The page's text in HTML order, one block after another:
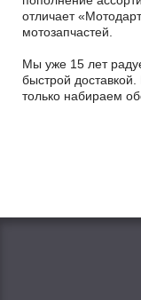
отличает
мотозапчастей.
Мы уже 15 лет
быстрой
только набираем